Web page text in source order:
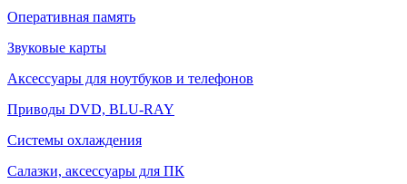
Оперативная память
Звуковые карты
Аксессуары для ноутбуков и телефонов
Приводы DVD, BLU-RAY
Системы охлаждения
Салазки, аксессуары для ПК